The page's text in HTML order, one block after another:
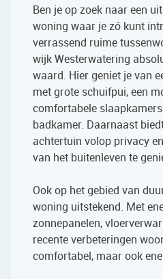
Ben je op zoek naar een
woning waar je zó kunt
verrassend ruime
wijk Westerwatering
waard. Hier geniet je van
met grote schuifpui, een
comfortabele
badkamer. Daarnaast
achtertuin volop privacy
van het buitenleven te
Ook op het gebied van
woning uitstekend. Met
zonnepanelen,
recente verbeteringen
comfortabel, maar ook